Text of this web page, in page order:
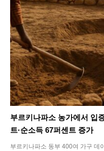
부르키나파소 농가에서 입
트·순소득 67퍼센트 증가
부르키나파소 동부 400여 가구 데